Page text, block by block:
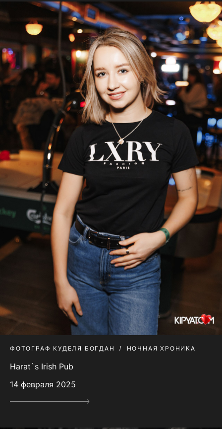
ФОТОГРАФ КУДЕЛЯ БОГДАН НОЧНАЯ ХРОНИКА
Harat`s Irish Pub
14 февраля 2025